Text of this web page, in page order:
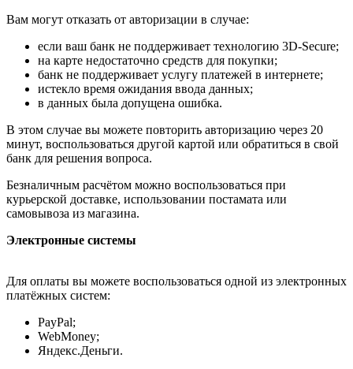
Вам могут отказать от авторизации в случае:
если ваш банк не поддерживает технологию 3D-Secure;
на карте недостаточно средств для покупки;
банк не поддерживает услугу платежей в интернете;
истекло время ожидания ввода данных;
в данных была допущена ошибка.
В этом случае вы можете повторить авторизацию через 20
минут, воспользоваться другой картой или обратиться в свой
банк для решения вопроса.
Безналичным расчётом можно воспользоваться при
курьерской доставке, использовании постамата или
самовывоза из магазина.
Электронные системы
Для оплаты вы можете воспользоваться одной из электронных
платёжных систем:
PayPal;
WebMoney;
Яндекс.Деньги.